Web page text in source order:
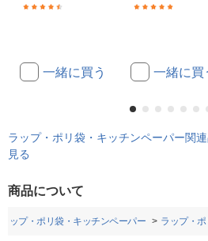
一緒に買う 一緒に買
ラップ・ポリ袋・キッチンペーパー関
見る
商品について
ラップ・ポリ袋・キッチンペーパー ラップ・